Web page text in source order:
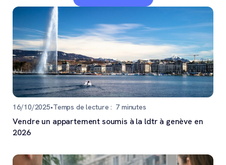
16/10/2025•Temps de lecture : 7minutes
Vendre un appartement soumis à la ldtr à genève en
2026